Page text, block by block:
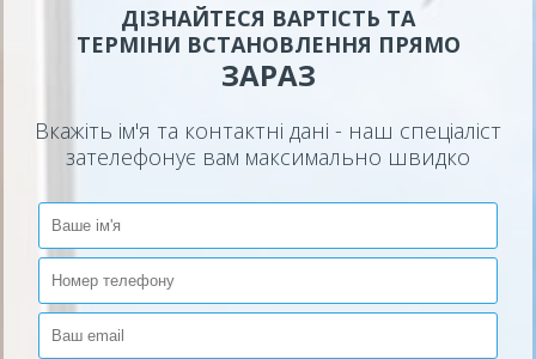
ДІЗНАЙТЕСЯ ВАРТІСТЬ ТА
ТЕРМІНИ ВСТАНОВЛЕННЯ ПРЯМО
ЗАРАЗ
Вкажіть ім'я та контактні дані - наш спеціаліст
зателефонує вам максимально швидко